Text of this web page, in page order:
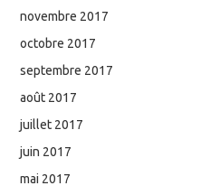
novembre 2017
octobre 2017
septembre 2017
août 2017
juillet 2017
juin 2017
mai 2017